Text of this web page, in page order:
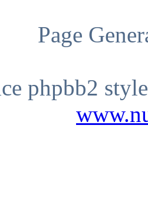
Page
phpbb2